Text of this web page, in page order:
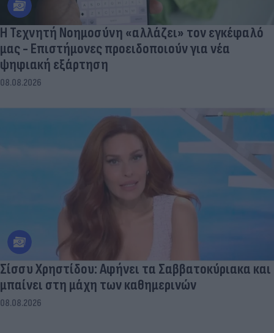
Η Τεχνητή Νοημοσύνη «αλλάζει» τον εγκέφαλό
μας - Eπιστήμονες προειδοποιούν για νέα
ψηφιακή εξάρτηση
08.08.2026
Σίσσυ Χρηστίδου: Αφήνει τα Σαββατοκύριακα και
μπαίνει στη μάχη των καθημερινών
08.08.2026